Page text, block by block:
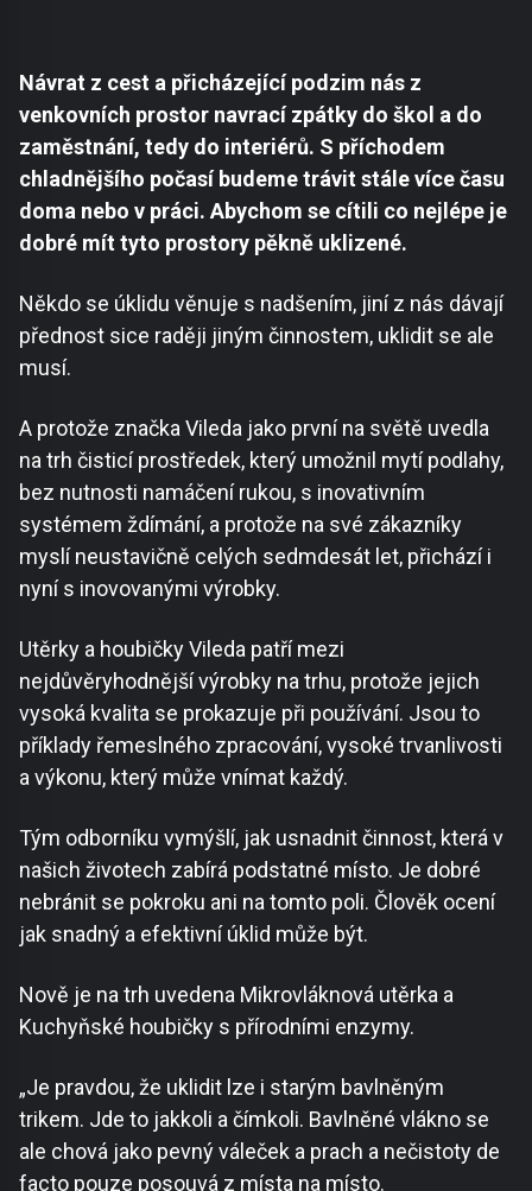
Návrat z cest a přicházející podzim nás z
venkovních prostor navrací zpátky do škol a do
zaměstnání, tedy do interiérů. S příchodem
chladnějšího počasí budeme trávit stále více času
doma nebo v práci. Abychom se cítili co nejlépe je
dobré mít tyto prostory pěkně uklizené.
Někdo se úklidu věnuje s nadšením, jiní z nás dávají
přednost sice raději jiným činnostem, uklidit se ale
musí.
A protože značka Vileda jako první na světě uvedla
na trh čisticí prostředek, který umožnil mytí podlahy,
bez nutnosti namáčení rukou, s inovativním
systémem ždímání, a protože na své zákazníky
myslí neustavičně celých sedmdesát let, přichází i
nyní s inovovanými výrobky.
Utěrky a houbičky Vileda patří mezi
nejdůvěryhodnější výrobky na trhu, protože jejich
vysoká kvalita se prokazuje při používání. Jsou to
příklady řemeslného zpracování, vysoké trvanlivosti
a výkonu, který může vnímat každý.
Tým odborníku vymýšlí, jak usnadnit činnost, která v
našich životech zabírá podstatné místo. Je dobré
nebránit se pokroku ani na tomto poli. Člověk ocení
jak snadný a efektivní úklid může být.
Nově je na trh uvedena Mikrovláknová utěrka a
Kuchyňské houbičky s přírodními enzymy.
„Je pravdou, že uklidit lze i starým bavlněným
trikem. Jde to jakkoli a čímkoli. Bavlněné vlákno se
ale chová jako pevný váleček a prach a nečistoty de
facto pouze posouvá z místa na místo.